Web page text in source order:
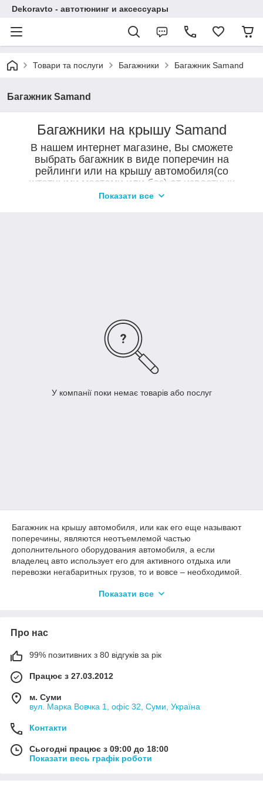
Dekoravto - автотюнинг и аксессуары
Товари та послуги Багажники Багажник Samand
Багажник Samand
Багажники на крышу Samand
В нашем интернет магазине, Вы сможете
выбрать багажник в виде поперечин на
рейлинги или на крышу автомобиля(со
штатными местами или без) от известных
производителей Can Otomotiv, Erkul, DesnaAvto.
Показати все
У компанії поки немає товарів або послуг
Багажник на крышу автомобиля, или как его еще называют
поперечины, являются неотъемлемой частью
дополнительного оборудования автомобиля, а если
владелец авто использует его для активного отдыха или
перевозки негабаритных грузов, то и вовсе – необходимой.
может быть в виде квадрата в ПВХ чехле или без, овальные
или аэродинамические в форме крыла самолета), по типу
установки (на рейлинги, в штатные места, за водосток или на
гладкую крышу), и функциональности (лдя перевозки грузов
на самих поперечинах, для установки дополнительного
оборудования, или как деталь тюнинга.
Купить багажник для Саманд ЛХ можно на сайте нажав
по одному из указанных телефонов в разделе контакты.
Показати все
Про нас
99% позитивних з 80 відгуків за рік
Працює з 27.03.2012
м. Суми
вул. Марка Вовчка 1, офіс 32, Суми, Україна
Контакти
Сьогодні працює з 09:00 до 18:00
Показати весь графік роботи